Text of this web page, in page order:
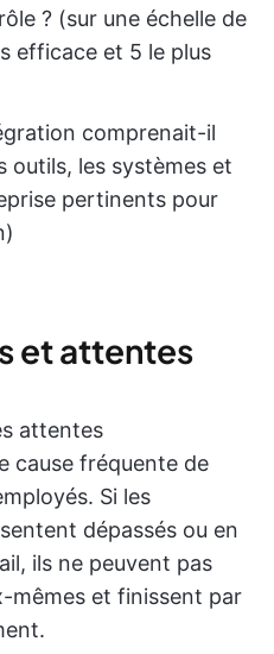
? (sur une échelle de
efficace et 5 le plus
comprenait-il
outils, les systèmes et
pertinents pour
et attentes
attentes
cause fréquente de
Si les
dépassés ou en
ils ne peuvent pas
mêmes et finissent par